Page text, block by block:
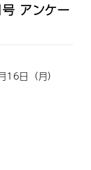
アンケー
日（月）